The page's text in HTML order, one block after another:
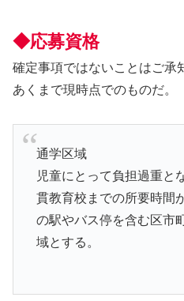
◆応募資格
確定事項ではないことはご承
あくまで現時点でのものだ。
通学区域
児童にとって負担過重と
貫教育校までの所要時間
の駅やバス停を含む区市
域とする。